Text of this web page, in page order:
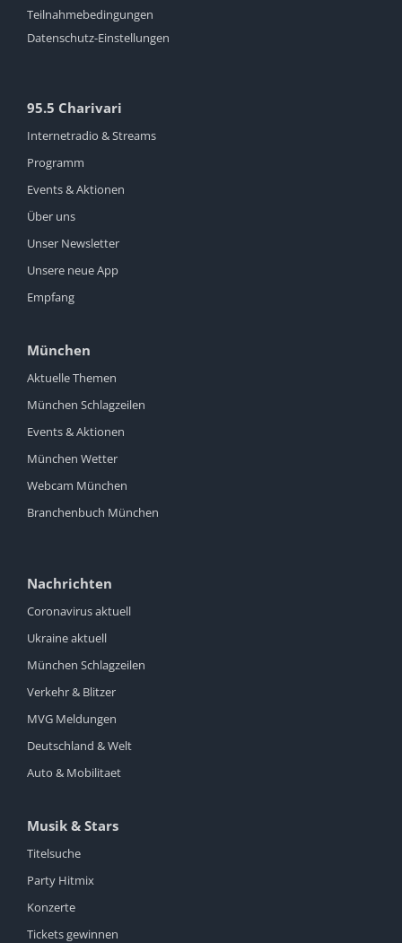
Teilnahmebedingungen
Datenschutz-Einstellungen
95.5 Charivari
Internetradio & Streams
Programm
Events & Aktionen
Über uns
Unser Newsletter
Unsere neue App
Empfang
München
Aktuelle Themen
München Schlagzeilen
Events & Aktionen
München Wetter
Webcam München
Branchenbuch München
Nachrichten
Coronavirus aktuell
Ukraine aktuell
München Schlagzeilen
Verkehr & Blitzer
MVG Meldungen
Deutschland & Welt
Auto & Mobilitaet
Musik & Stars
Titelsuche
Party Hitmix
Konzerte
Tickets gewinnen